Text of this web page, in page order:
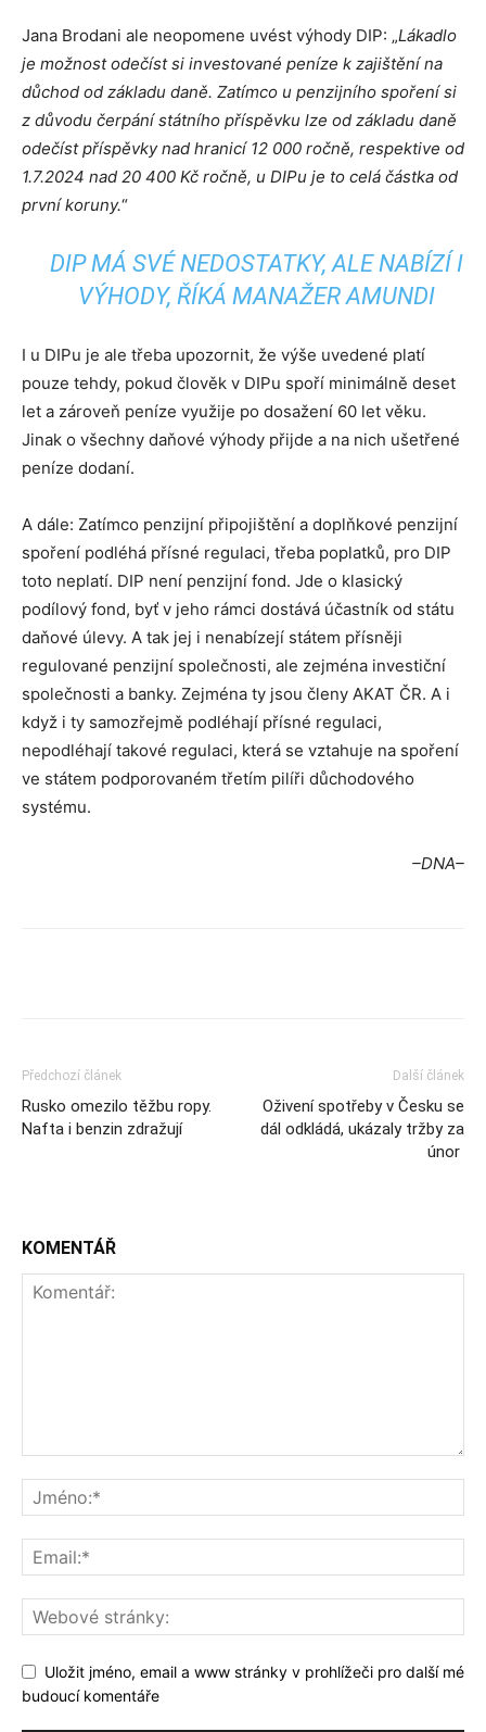
Jana Brodani ale neopomene uvést výhody DIP: „Lákadlo
je možnost odečíst si investované peníze k zajištění na
důchod od základu daně. Zatímco u penzijního spoření si
z důvodu čerpání státního příspěvku lze od základu daně
odečíst příspěvky nad hranicí 12 000 ročně, respektive od
1.7.2024 nad 20 400 Kč ročně, u DIPu je to celá částka od
první koruny.“
DIP MÁ SVÉ NEDOSTATKY, ALE NABÍZÍ I
VÝHODY, ŘÍKÁ MANAŽER AMUNDI
I u DIPu je ale třeba upozornit, že výše uvedené platí
pouze tehdy, pokud člověk v DIPu spoří minimálně deset
let a zároveň peníze využije po dosažení 60 let věku.
Jinak o všechny daňové výhody přijde a na nich ušetřené
peníze dodaní.
A dále: Zatímco penzijní připojištění a doplňkové penzijní
spoření podléhá přísné regulaci, třeba poplatků, pro DIP
toto neplatí. DIP není penzijní fond. Jde o klasický
podílový fond, byť v jeho rámci dostává účastník od státu
daňové úlevy. A tak jej i nenabízejí státem přísněji
regulované penzijní společnosti, ale zejména investiční
společnosti a banky. Zejména ty jsou členy AKAT ČR. A i
když i ty samozřejmě podléhají přísné regulaci,
nepodléhají takové regulaci, která se vztahuje na spoření
ve státem podporovaném třetím pilíři důchodového
systému.
–DNA–
Předchozí článek
Rusko omezilo těžbu ropy.
Nafta i benzin zdražují
Další článek
Oživení spotřeby v Česku se
dál odkládá, ukázaly tržby za
únor
KOMENTÁŘ
Uložit jméno, email a www stránky v prohlížeči pro další mé
budoucí komentáře